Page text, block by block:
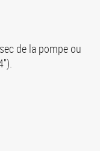
de la pompe ou